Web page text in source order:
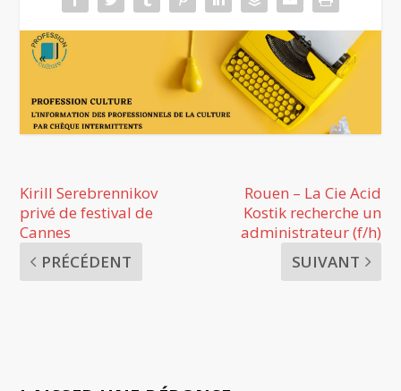
Kirill Serebrennikov
privé de festival de
Cannes
PRÉCÉDENT
Rouen – La Cie Acid
Kostik recherche un
administrateur (f/h)
SUIVANT